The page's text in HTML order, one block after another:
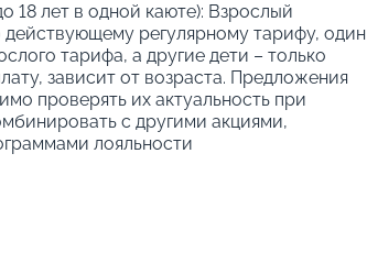
18 лет в одной каюте): Взрослый
регулярному тарифу, один
тарифа, а другие дети – только
зависит от возраста. Предложения
проверять их актуальность при
с другими акциями,
лояльности